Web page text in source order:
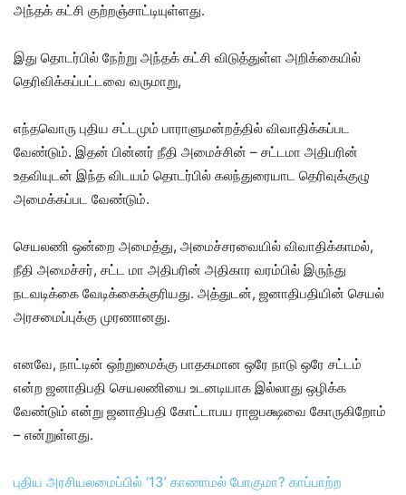
அந்தக் கட்சி குற்றஞ்சாட்டியுள்ளது.
இது தொடர்பில் நேற்று அந்தக் கட்சி விடுத்துள்ள அறிக்கையில்
தெரிவிக்கப்பட்டவை வருமாறு,
எந்தவொரு புதிய சட்டமும் பாராளுமன்றத்தில் விவாதிக்கப்பட
வேண்டும். இதன் பின்னர் நீதி அமைச்சின் – சட்டமா அதிபரின்
உதவியுடன் இந்த விடயம் தொடர்பில் கலந்துரையாட தெரிவுக்குழு
அமைக்கப்பட வேண்டும்.
செயலணி ஒன்றை அமைத்து, அமைச்சரவையில் விவாதிக்காமல்,
நீதி அமைச்சர், சட்ட மா அதிபரின் அதிகார வரம்பில் இருந்து
நடவடிக்கை வேடிக்கைக்குரியது. அத்துடன், ஜனாதிபதியின் செயல்
அரசமைப்புக்கு முரணானது.
எனவே, நாட்டின் ஒற்றுமைக்கு பாதகமான ஒரே நாடு ஒரே சட்டம்
என்ற ஜனாதிபதி செயலணியை உடனடியாக இல்லாது ஒழிக்க
வேண்டும் என்று ஜனாதிபதி கோட்டாபய ராஜபக்ஷவை கோருகிறோம்
– என்றுள்ளது.
புதிய அரசியலமைப்பில் ‘13’ காணாமல் போகுமா? காப்பாற்ற